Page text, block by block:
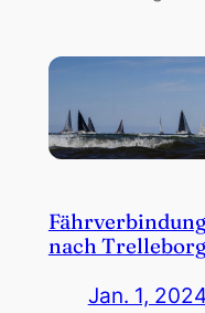
nach
Jan. 1,